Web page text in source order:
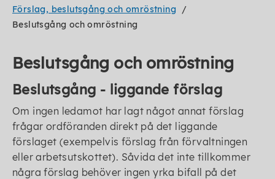
Förslag, beslutsgång och omröstning
Beslutsgång och omröstning
Beslutsgång och omröstning
Beslutsgång - liggande förslag
Om ingen ledamot har lagt något annat förslag
frågar ordföranden direkt på det liggande
förslaget (exempelvis förslag från förvaltningen
eller arbetsutskottet). Såvida det inte tillkommer
några förslag behöver ingen yrka bifall på det